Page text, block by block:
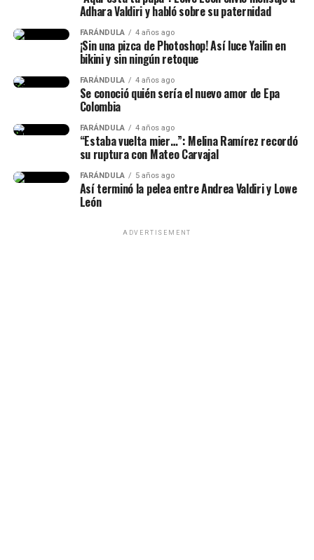
“la diosa de la sabiduría, la estrategia y la gu3rr4
. Durante gran parte de la historia protege a
una de sus principales aliadas.
Prisoners (2013)
Gone Girl (2014)
Lee ttambién: ¡Esta vez por temas de dinero! Así
Adhara Valdiri y habló sobre su paternidad
FARÁNDULA 4 años ago
¡Sin una pizca de Photoshop! Así luce Yailin en
bikini y sin ningún retoque
FARÁNDULA 4 años ago
Se conoció quién sería el nuevo amor de Epa
Colombia
FARÁNDULA 4 años ago
“Estaba vuelta mier…”: Melina Ramírez recordó
su ruptura con Mateo Carvajal
FARÁNDULA 5 años ago
Así terminó la pelea entre Andrea Valdiri y Lowe
León
ADVERTISEMENT